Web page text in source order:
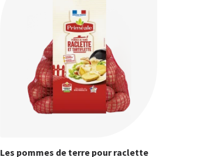
Les pommes de terre pour raclette